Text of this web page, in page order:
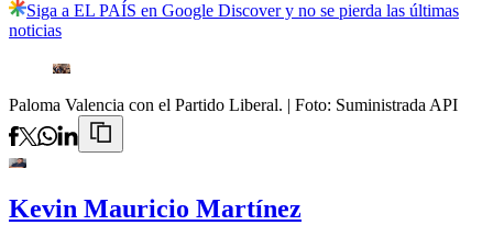
Siga a EL PAÍS en Google Discover y no se pierda las últimas
noticias
Paloma Valencia con el Partido Liberal. | Foto: Suministrada API
Kevin Mauricio Martínez